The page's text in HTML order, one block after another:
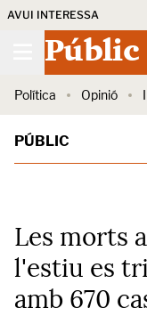
AVUI INTERESSA
Públic
Política Opinió
PÚBLIC
Les morts
l'estiu es
amb 670